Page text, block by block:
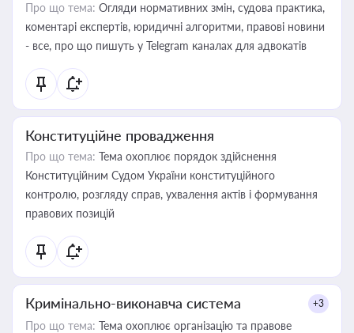
Про що тема: Огляди нормативних змін, судова практика,
коментарі експертів, юридичні алгоритми, правові новини
- все, про що пишуть у Telegram каналах для адвокатів
Конституційне провадження
Про що тема: Тема охоплює порядок здійснення
Конституційним Судом України конституційного
контролю, розгляду справ, ухвалення актів і формування
правових позицій
Кримінально-виконавча система +3
Про що тема: Тема охоплює організацію та правове